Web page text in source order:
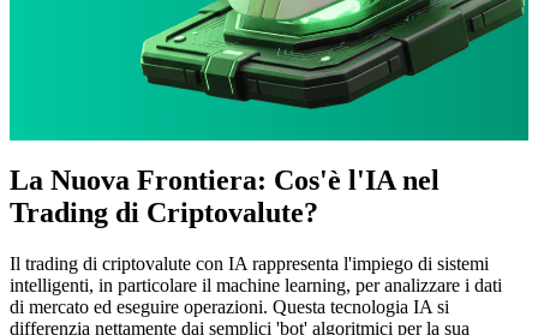
La Nuova Frontiera: Cos'è l'IA nel
Trading di Criptovalute?
Il trading di criptovalute con IA rappresenta l'impiego di sistemi
intelligenti, in particolare il machine learning, per analizzare i dati
di mercato ed eseguire operazioni. Questa tecnologia IA si
differenzia nettamente dai semplici 'bot' algoritmici per la sua